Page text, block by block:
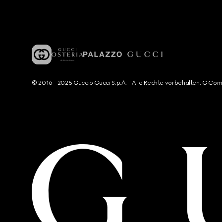
© 2016 - 2025 Guccio Gucci S.p.A. - Alle Rechte vorbehalten. G